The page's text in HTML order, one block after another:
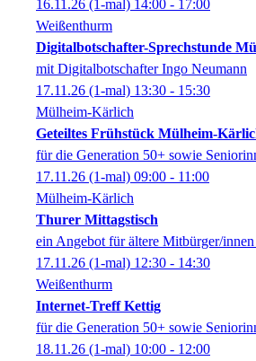
16.11.26 (1-mal) 14:00 - 17:00
Weißenthurm
Digitalbotschafter-Sprechstunde
mit Digitalbotschafter Ingo Neumann
17.11.26 (1-mal) 13:30 - 15:30
Mülheim-Kärlich
Geteiltes Frühstück Mülheim-
für die Generation 50+ sowie
17.11.26 (1-mal) 09:00 - 11:00
Mülheim-Kärlich
Thurer Mittagstisch
ein Angebot für ältere Mitbürger/
17.11.26 (1-mal) 12:30 - 14:30
Weißenthurm
Internet-Treff Kettig
für die Generation 50+ sowie
18.11.26 (1-mal) 10:00 - 12:00